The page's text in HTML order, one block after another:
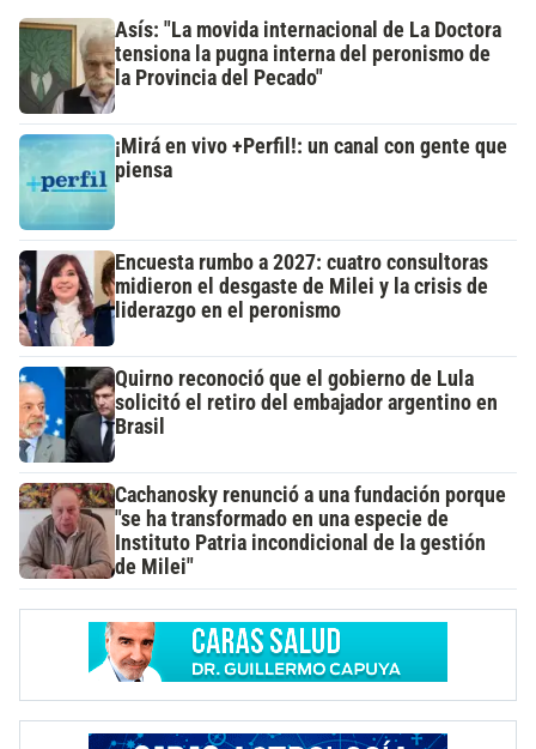
Asís: "La movida internacional de La Doctora
tensiona la pugna interna del peronismo de
la Provincia del Pecado"
¡Mirá en vivo +Perfil!: un canal con gente que
piensa
Encuesta rumbo a 2027: cuatro consultoras
midieron el desgaste de Milei y la crisis de
liderazgo en el peronismo
Quirno reconoció que el gobierno de Lula
solicitó el retiro del embajador argentino en
Brasil
Cachanosky renunció a una fundación porque
"se ha transformado en una especie de
Instituto Patria incondicional de la gestión
de Milei"